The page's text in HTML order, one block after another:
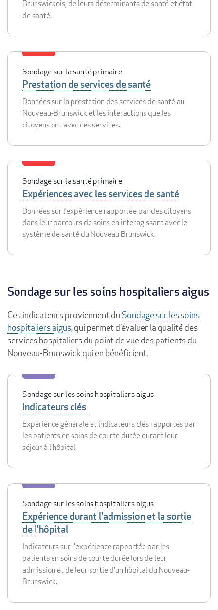
Brunswickois, de leurs déterminants de santé et état
de santé.
Sondage sur la santé primaire
Prestation de services de santé
Données sur la prestation des services de santé au
Nouveau-Brunswick et les interactions que les
citoyens ont avec ces services.
Sondage sur la santé primaire
Expériences avec les services de santé
Données sur l’expérience rapportée par des citoyens
dans leur parcours de soins en interagissant avec le
système de santé du Nouveau Brunswick.
Sondage sur les soins hospitaliers aigus
Ces indicateurs proviennent du Sondage sur les soins
hospitaliers aigus, qui permet d’évaluer la qualité des
services hospitaliers du point de vue des patients du
Nouveau-Brunswick qui en bénéficient.
Sondage sur les soins hospitaliers aigus
Indicateurs clés
Expérience générale et indicateurs clés rapportés par
les patients en soins de courte durée durant leur
séjour à l'hôpital
Sondage sur les soins hospitaliers aigus
Expérience durant l'admission et la sortie
de l'hôpital
Indicateurs sur l'expérience rapportée par les
patients en soins de courte durée lors de leur
admission et de leur sortie d'un hôpital du Nouveau-
Brunswick.